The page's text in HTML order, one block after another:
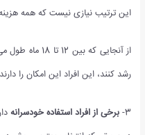
این ترتیب نیازی نیست که همه هزینه
از آنجایی که
رشد کنند، این افراد این امکان را
3- برخی از افراد استفاده خودسرانه